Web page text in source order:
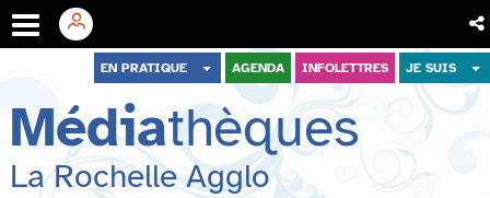
menu
contenu
recherche
EN PRATIQUE AGENDA INFOLETTRES JE SUIS
Médiathèques
La Rochelle Agglo